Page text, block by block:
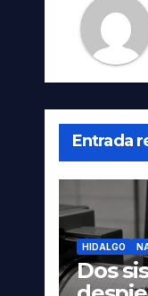
Entrada
HIDALGO
Dos